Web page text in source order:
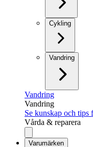
Cykling
Vandring
Vandring
Vandring
Se kunskap och tips
Vårda & reparera
Varumärken